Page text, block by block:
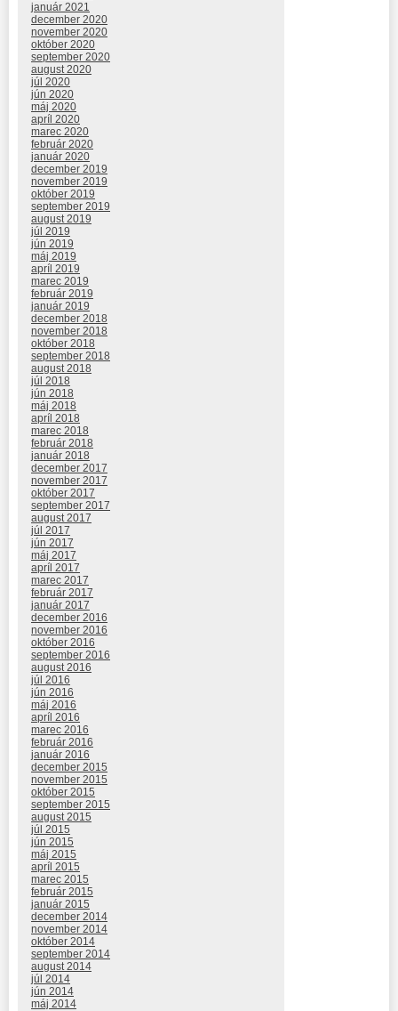
január 2021
december 2020
november 2020
október 2020
september 2020
august 2020
júl 2020
jún 2020
máj 2020
apríl 2020
marec 2020
február 2020
január 2020
december 2019
november 2019
október 2019
september 2019
august 2019
júl 2019
jún 2019
máj 2019
apríl 2019
marec 2019
február 2019
január 2019
december 2018
november 2018
október 2018
september 2018
august 2018
júl 2018
jún 2018
máj 2018
apríl 2018
marec 2018
február 2018
január 2018
december 2017
november 2017
október 2017
september 2017
august 2017
júl 2017
jún 2017
máj 2017
apríl 2017
marec 2017
február 2017
január 2017
december 2016
november 2016
október 2016
september 2016
august 2016
júl 2016
jún 2016
máj 2016
apríl 2016
marec 2016
február 2016
január 2016
december 2015
november 2015
október 2015
september 2015
august 2015
júl 2015
jún 2015
máj 2015
apríl 2015
marec 2015
február 2015
január 2015
december 2014
november 2014
október 2014
september 2014
august 2014
júl 2014
jún 2014
máj 2014